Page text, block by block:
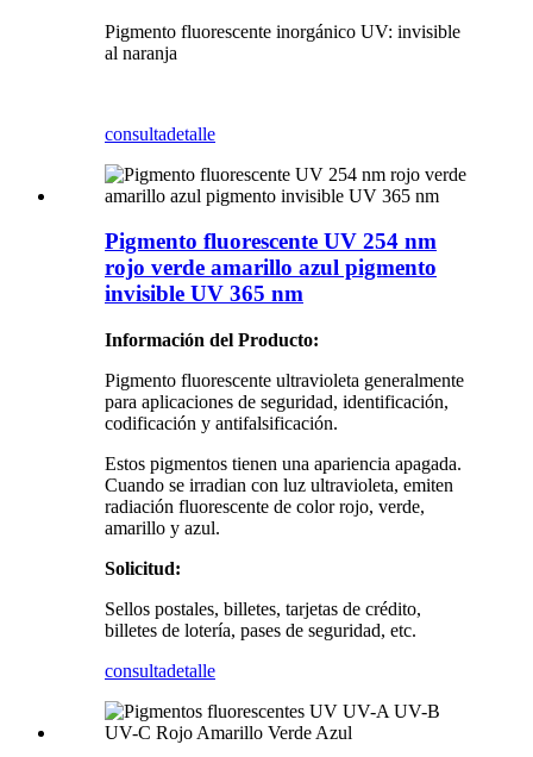
Pigmento fluorescente inorgánico UV: invisible
al naranja
consultadetalle
Pigmento fluorescente UV 254 nm
rojo verde amarillo azul pigmento
invisible UV 365 nm
Información del Producto:
Pigmento fluorescente ultravioleta generalmente
para aplicaciones de seguridad, identificación,
codificación y antifalsificación.
Estos pigmentos tienen una apariencia apagada.
Cuando se irradian con luz ultravioleta, emiten
radiación fluorescente de color rojo, verde,
amarillo y azul.
Solicitud:
Sellos postales, billetes, tarjetas de crédito,
billetes de lotería, pases de seguridad, etc.
consultadetalle